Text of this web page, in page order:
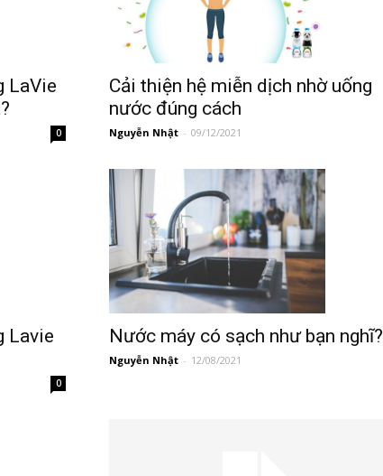
LaVie
0
Cải thiện hệ miễn dịch nhờ uống
nước đúng cách
Nguyễn Nhật - 09/12/2021
Lavie
0
Nước máy có sạch như bạn nghĩ?
Nguyễn Nhật - 12/08/2021